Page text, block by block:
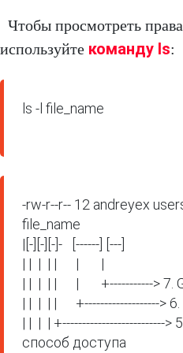
Чтобы просмотреть
используйте команду ls:
ls -l file_name
-rw-r--r-- 12 andreyex
file_name
|[-][-][-]-   [------] [---]
| |  |  | |      |       |
| |  |  | |      |       +-----------> 7.
| |  |  | |      +------------------->
| |  |  | +--------------------------
способ доступа